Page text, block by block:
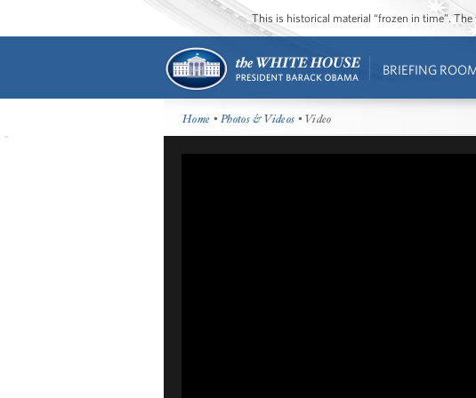
This is historical material “frozen in time”.
BRIEFING
Home •Photos & Videos • Video